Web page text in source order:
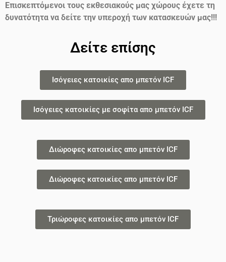
Επισκεπτόμενοι τους εκθεσιακούς μας χώρους έχετε τη
δυνατότητα να δείτε την υπεροχή των κατασκευών μας!!!
Δείτε επίσης
Ισόγειες κατοικίες απο μπετόν ICF
Ισόγειες κατοικίες με σοφίτα απο μπετόν ICF
Διώροφες κατοικίες απο μπετόν ICF
Διώροφες κατοικίες απο μπετόν ICF
Τριώροφες κατοικίες απο μπετόν ICF